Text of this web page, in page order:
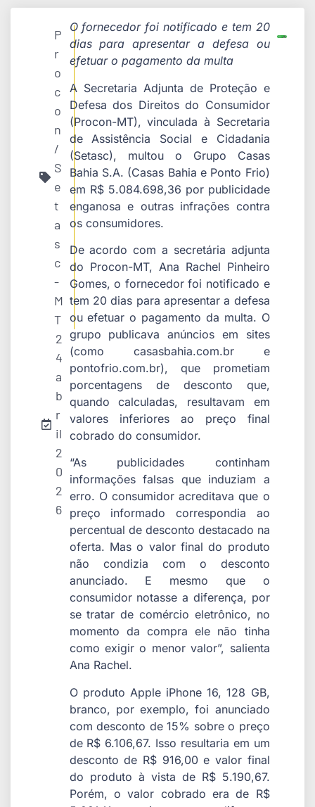
P
r
o
c
o
n
/
S
e
t
a
s
c
-
M
T
2
4
a
b
r
il
2
0
2
6
O fornecedor foi notificado e tem 20
dias para apresentar a defesa ou
efetuar o pagamento da multa
A Secretaria Adjunta de Proteção e
Defesa dos Direitos do Consumidor
(Procon-MT), vinculada à Secretaria
de Assistência Social e Cidadania
(Setasc), multou o Grupo Casas
Bahia S.A. (Casas Bahia e Ponto Frio)
em R$ 5.084.698,36 por publicidade
enganosa e outras infrações contra
os consumidores.
De acordo com a secretária adjunta
do Procon-MT, Ana Rachel Pinheiro
Gomes, o fornecedor foi notificado e
tem 20 dias para apresentar a defesa
ou efetuar o pagamento da multa. O
grupo publicava anúncios em sites
(como casasbahia.com.br e
pontofrio.com.br), que prometiam
porcentagens de desconto que,
quando calculadas, resultavam em
valores inferiores ao preço final
cobrado do consumidor.
“As publicidades continham
informações falsas que induziam a
erro. O consumidor acreditava que o
preço informado correspondia ao
percentual de desconto destacado na
oferta. Mas o valor final do produto
não condizia com o desconto
anunciado. E mesmo que o
consumidor notasse a diferença, por
se tratar de comércio eletrônico, no
momento da compra ele não tinha
como exigir o menor valor”, salienta
Ana Rachel.
O produto Apple iPhone 16, 128 GB,
branco, por exemplo, foi anunciado
com desconto de 15% sobre o preço
de R$ 6.106,67. Isso resultaria em um
desconto de R$ 916,00 e valor final
do produto à vista de R$ 5.190,67.
Porém, o valor cobrado era de R$